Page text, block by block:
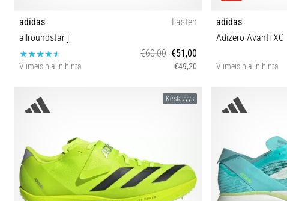
adidas
Lasten
allroundstar j
€60,00 €51,00
Viimeisin alin hinta €49,20
adidas
Adizero Avanti XC
Viimeisin alin hinta
Kestävyys